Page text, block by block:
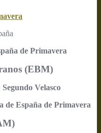
de Primavera
(EBM)
Velasco
de España de Primavera